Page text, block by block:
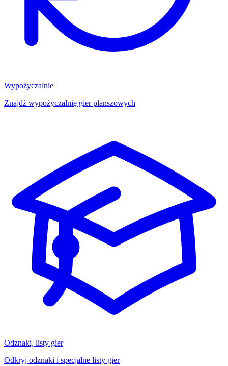
Wypożyczalnie
Znajdź wypożyczalnię gier planszowych
Odznaki, listy gier
Odkryj odznaki i specjalne listy gier